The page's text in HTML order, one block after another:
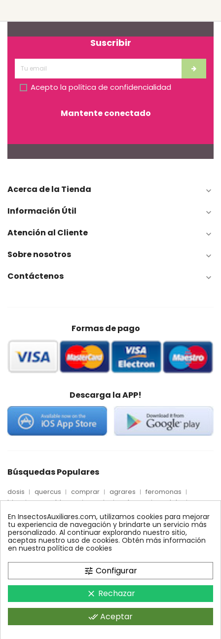
Suscribir
Acepto la política de confidencialidad
Mantente conectado
Acerca de la Tienda 
Información Útil 
Atención al Cliente 
Sobre nosotros 
Contáctenos 
Formas de pago
Descarga la APP!
Búsquedas Populares
dosis quercus comprar agrares
feromonas
trips
mosca blanca precio palmera
quelato
Econex
control amblyseius araña roja
max
nido encinas alcornoques
conector
xilemax
foresta monitoreo ynject
fertinyect
bioline
robles conectores
ecologico
control biologico
InsectosAuxiliares.com © 2008 - 2026. Expertos en Agricultura
Ecológica y Control Biológico.Operado por AGRARES IBERIA SL.
Todos los derechos reservados.
En InsectosAuxiliares.com, utilizamos cookies para mejorar
tu experiencia de navegación y brindarte un servicio más
personalizado. Al continuar explorando nuestro sitio,
aceptas nuestro uso de cookies. Obtén más información
en nuestra política de cookies
tune Configurar
clear Rechazar
done_all Aceptar